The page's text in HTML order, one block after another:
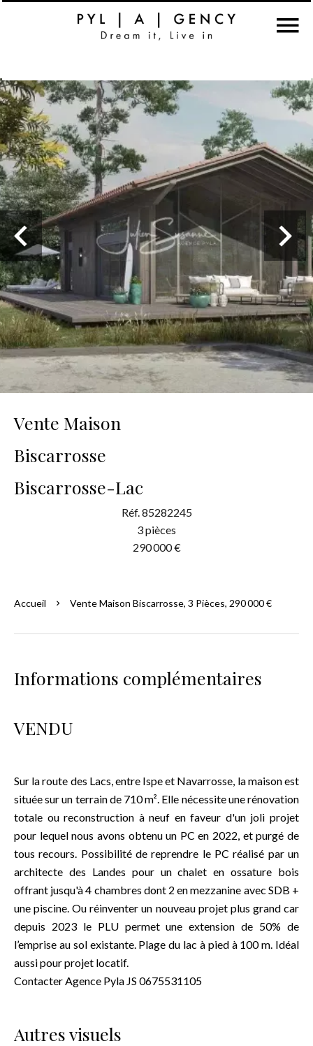
Vente Maison
Biscarrosse
Biscarrosse-Lac
Réf. 85282245
3 pièces
290 000 €
Accueil Vente Maison Biscarrosse, 3 Pièces, 290 000 €
Informations complémentaires
VENDU
Sur la route des Lacs, entre Ispe et Navarrosse, la maison est
située sur un terrain de 710 m². Elle nécessite une rénovation
totale ou reconstruction à neuf en faveur d'un joli projet
pour lequel nous avons obtenu un PC en 2022, et purgé de
tous recours. Possibilité de reprendre le PC réalisé par un
architecte des Landes pour un chalet en ossature bois
offrant jusqu'à 4 chambres dont 2 en mezzanine avec SDB +
une piscine. Ou réinventer un nouveau projet plus grand car
depuis 2023 le PLU permet une extension de 50% de
l’emprise au sol existante. Plage du lac à pied à 100 m. Idéal
aussi pour projet locatif.
Contacter Agence Pyla JS 0675531105
Autres visuels